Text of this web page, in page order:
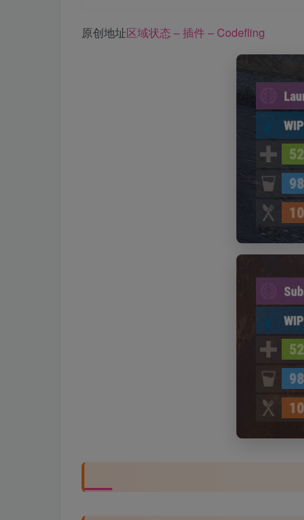
原创地址区域状态 – 插件 – Codefling